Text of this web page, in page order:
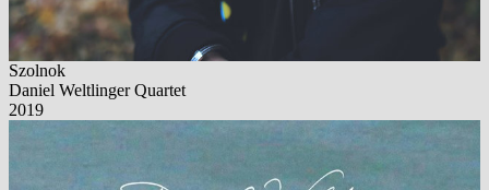
Szolnok
Daniel Weltlinger Quartet
2019